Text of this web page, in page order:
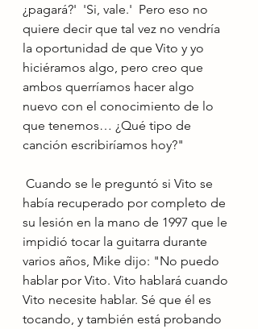
¿pagará?'  'Si, vale.'  Pero eso no
quiere decir que tal vez no vendría
la oportunidad de que Vito y yo
hiciéramos algo, pero creo que
ambos querríamos hacer algo
nuevo con el conocimiento de lo
que tenemos… ¿Qué tipo de
canción escribiríamos hoy?"
había recuperado por completo de
su lesión en la mano de 1997 que le
impidió tocar la guitarra durante
varios años, Mike dijo: "No puedo
hablar por Vito. Vito hablará cuando
Vito necesite hablar. Sé que él es
tocando, y también está probando